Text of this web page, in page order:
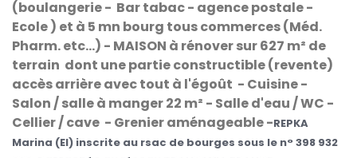
(boulangerie - Bar tabac - agence postale -
Ecole ) et à 5 mn bourg tous commerces (Méd.
Pharm. etc...) - MAISON à rénover sur 627 m² de
terrain dont une partie constructible (revente)
accès arrière avec tout à l'égoût - Cuisine -
Salon / salle à manger 22 m² - Salle d'eau / WC -
Cellier / cave - Grenier aménageable -REPKA
Marina (EI) inscrite au rsac de bourges sous le n° 398 932